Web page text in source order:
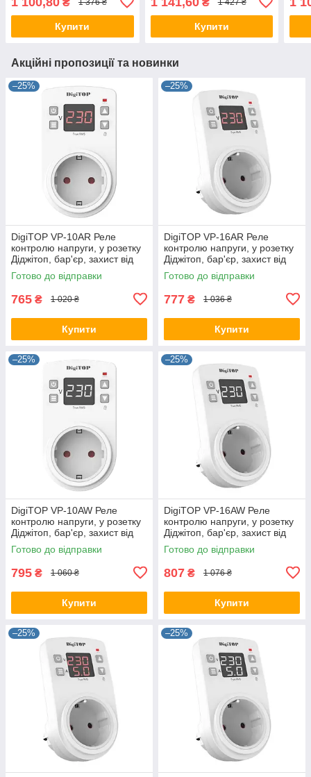
відсікач, бар'єр1 376 ₴
Купити
відсікач, бар'єр1 427 ₴
Купити
Акційні пропозиції та новинки
–25%
DigiTOP VP-10AR Реле
контролю напруги, у розетку
Діджітоп, бар'єр, захист від
перенапруги, відсікач
Готово до відправки
765 ₴ 1 020 ₴
Купити
–25%
DigiTOP VP-16AR Реле
контролю напруги, у розетку
Діджітоп, бар'єр, захист від
перенапруги, відсікач
Готово до відправки
777 ₴ 1 036 ₴
Купити
–25%
DigiTOP VP-10AW Реле
контролю напруги, у розетку
Діджітоп, бар'єр, захист від
перенапруги, відсікач
Готово до відправки
795 ₴ 1 060 ₴
Купити
–25%
DigiTOP VP-16AW Реле
контролю напруги, у розетку
Діджітоп, бар'єр, захист від
перенапруги, відсікач
Готово до відправки
807 ₴ 1 076 ₴
Купити
–25% –25%